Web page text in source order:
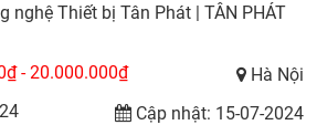
nghệ Thiết bị Tân Phát | TÂN PHÁT
- 20.000.000₫
Hà Nội
Cập nhật: 15-07-2024